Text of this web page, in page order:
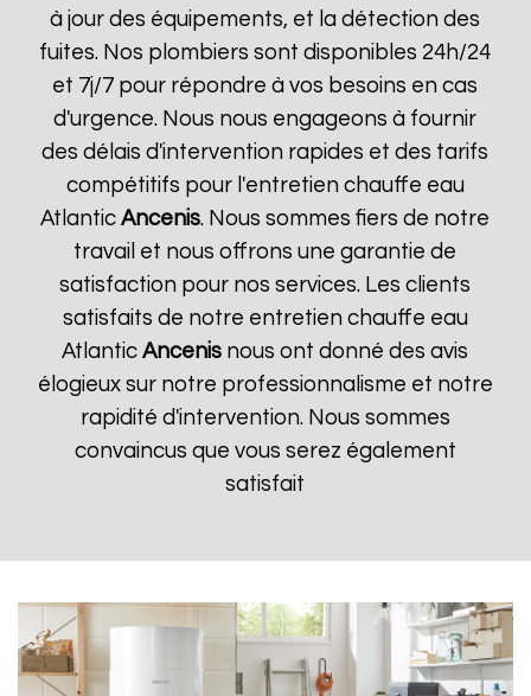
à jour des équipements, et la détection des
fuites. Nos plombiers sont disponibles 24h/24
et 7j/7 pour répondre à vos besoins en cas
d'urgence. Nous nous engageons à fournir
des délais d'intervention rapides et des tarifs
compétitifs pour l'entretien chauffe eau
AtlanticAncenis. Nous sommes fiers de notre
travail et nous offrons une garantie de
satisfaction pour nos services. Les clients
satisfaits de notre entretien chauffe eau
AtlanticAncenis nous ont donné des avis
élogieux sur notre professionnalisme et notre
rapidité d'intervention. Nous sommes
convaincus que vous serez également
satisfait